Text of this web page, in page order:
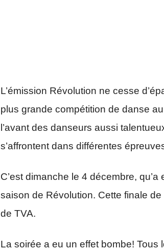
L’émission Révolution ne cesse
plus grande compétition de danse
l’avant des danseurs aussi
s’affrontent dans différentes
C’est dimanche le 4 décembre,
saison de Révolution. Cette finale
de TVA.
La soirée a eu un effet bombe!